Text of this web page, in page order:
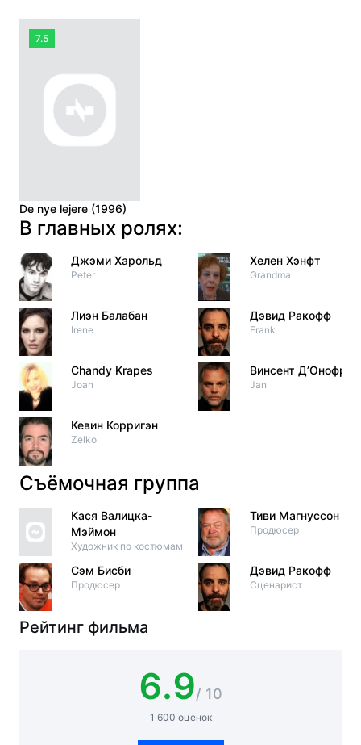
7.5
De nye lejere (1996)
В главных ролях:
Джэми Харольд
Peter
Лиэн Балабан
Irene
Chandy Krapes
Joan
Кевин Корригэн
Zelko
Хелен Хэнфт
Grandma
Дэвид Ракофф
Frank
Винсент Д’Онофрио
Jan
Съёмочная группа
Кася Валицка-
Мэймон
Художник по костюмам
Сэм Бисби
Продюсер
Тиви Магнуссон
Продюсер
Дэвид Ракофф
Сценарист
Рейтинг фильма
6.9/ 10
1 600 оценок